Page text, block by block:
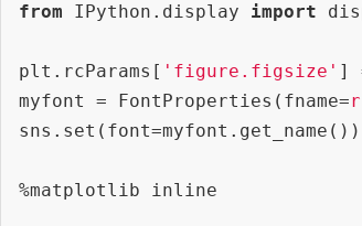
from IPython.display import
plt.rcParams[ 'figure.figsize' ]
myfont = FontProperties(fname=
sns.set(font=myfont.get_name())
%matplotlib inline